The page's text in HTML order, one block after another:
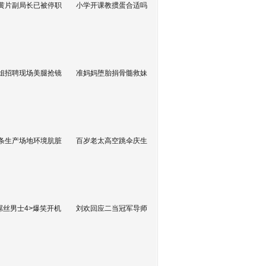
片副局长已被停职 小学开课教掼蛋合适吗
招聘现场美腿抢镜 准妈妈堕胎捐骨髓救妹
生产场地环境肮脏 百岁老太高空跳伞庆生
丝男士4>爆笑开机 刘欢回应二当冠军导师